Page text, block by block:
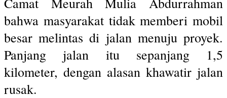
bahwa masyarakat tidak memberi mobil
besar melintas di jalan menuju proyek.
Panjang jalan itu sepanjang 1,5
kilometer, dengan alasan khawatir jalan
rusak.